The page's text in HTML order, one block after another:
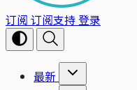
订阅 订阅支持登录
最新